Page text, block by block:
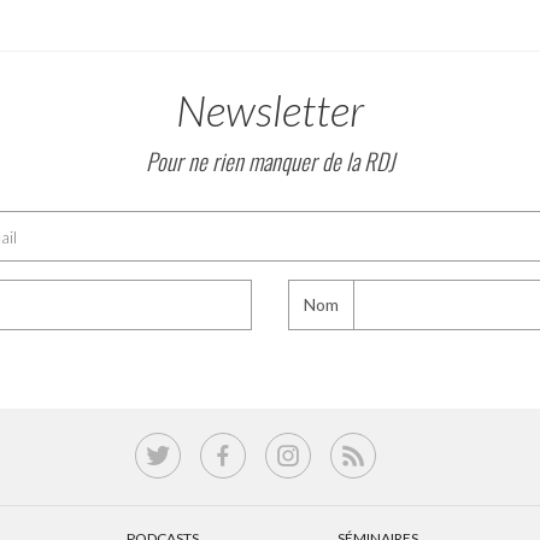
Newsletter
Pour ne rien manquer de la RDJ
Nom